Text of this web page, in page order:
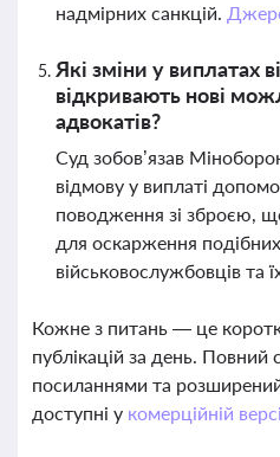
надмірних санкцій.
Які зміни у виплатах
відкривають нові
адвокатів?
Суд зобов’язав
відмову у виплаті
поводження зі зброєю,
для оскарження
військовослужбовців та
Кожне з питань — це
публікацій за день.
посиланнями та
доступні у комерційній